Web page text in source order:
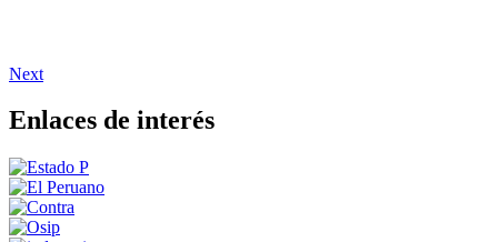
Next
Enlaces de interés